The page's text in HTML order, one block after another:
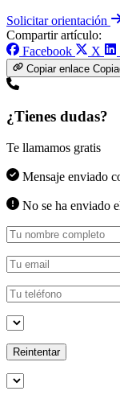
Solicitar orientación
Compartir artículo:
Facebook
X
Copiar enlace
¿Tienes dudas?
Te llamamos gratis
Mensaje enviado
No se ha enviado
Reintentar